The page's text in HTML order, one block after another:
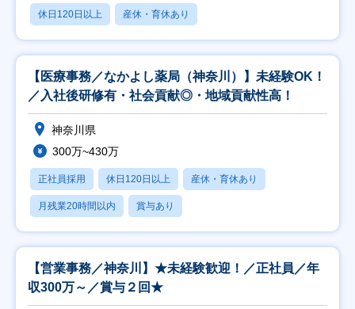
休日120日以上 産休・育休あり
【医療事務／なかよし薬局（神奈川）】未経験OK！
／入社後研修有・社会貢献◎・地域貢献性高！
神奈川県
300万~430万
正社員採用 休日120日以上 産休・育休あり
月残業20時間以内 賞与あり
【営業事務／神奈川】★未経験歓迎！／正社員／年
収300万～／賞与２回★